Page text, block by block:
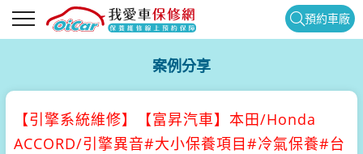
預約車廠
案例分享
【引擎系統維修】
【富昇汽車】本田/Honda
ACCORD/引擎異音#大小保養項目#冷氣保養#台